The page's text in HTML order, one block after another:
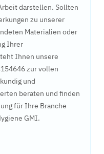
darstellen. Sollten
zu unserer
Materialien oder
Ihrer
Ihnen unsere
zur vollen
und
beraten und finden
für Ihre Branche
GMI.